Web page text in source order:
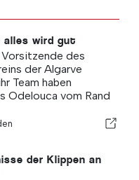
alles wird gut
Vorsitzende des
der Algarve
Team haben
Odelouca vom Rand
der Klippen an